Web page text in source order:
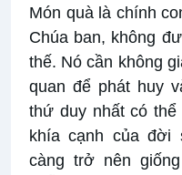
Món quà là chính
Chúa ban, không
thế. Nó cần không
quan để phát huy
thứ duy nhất có
khía cạnh của đời
càng trở nên